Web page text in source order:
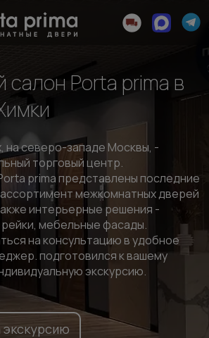
Porta prima в
на северо-западе Москвы, -
торговый центр.
prima представлены последние
межкомнатных дверей
интерьерные решения -
мебельные фасады.
на консультацию в удобное
подготовился к вашему
экскурсию.
экскурсию